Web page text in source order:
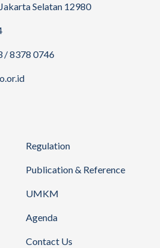
Selatan 12980
/ 8378 0746
Regulation
Publication & Reference
UMKM
Agenda
Contact Us